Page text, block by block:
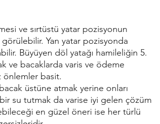
Yan yatar pozisyonda
Büyüyen döl yatağı hamileliğin 5.
ve bacaklarda varis ve ödeme
önlemler basit.
üstüne atmak yerine onları
su tutmak da varise iyi gelen çözüm
en güzel öneri ise her türlü